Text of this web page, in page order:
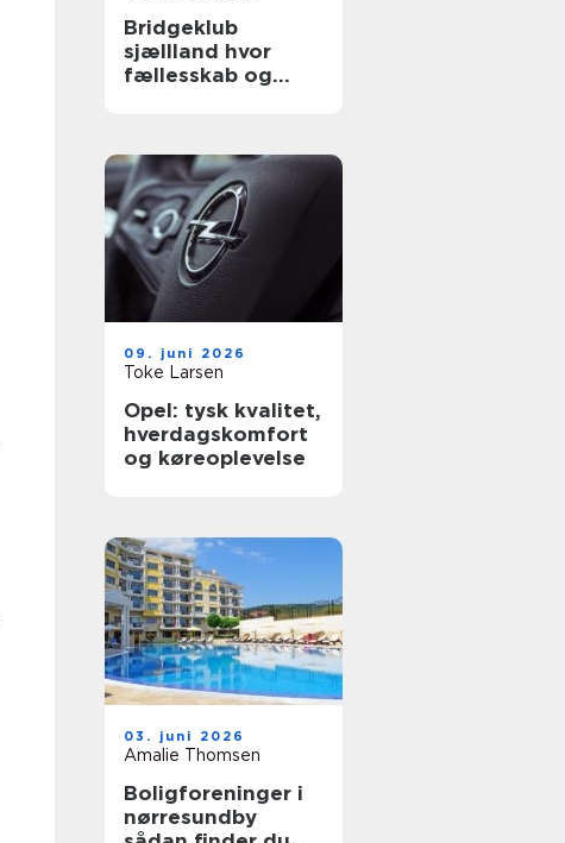
Bridgeklub
sjællland hvor
fællesskab og
09. juni 2026
Toke Larsen
Opel: tysk kvalitet,
hverdagskomfort
og køreoplevelse
03. juni 2026
Amalie Thomsen
Boligforeninger i
nørresundby